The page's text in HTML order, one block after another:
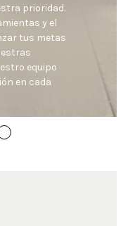
prioridad.
y el
tus metas
equipo
en cada